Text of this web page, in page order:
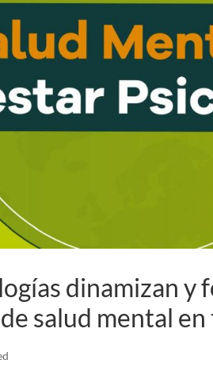
dinamizan
salud mental